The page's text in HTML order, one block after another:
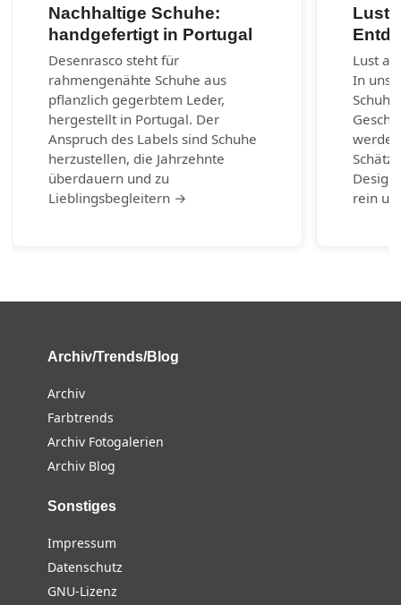
Nachhaltige Schuhe:
handgefertigt in Portugal
Desenrasco steht für
rahmengenähte Schuhe aus
pflanzlich gegerbtem Leder,
hergestellt in Portugal. Der
Anspruch des Labels sind Schuhe
herzustellen, die Jahrzehnte
überdauern und zu
Lieblingsbegleitern →
Lust
Lust
In
rein
Archiv/Trends/Blog
Archiv
Farbtrends
Archiv Fotogalerien
Archiv Blog
Sonstiges
Impressum
Datenschutz
GNU-Lizenz